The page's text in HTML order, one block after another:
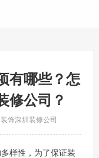
有哪些？怎
修公司？
饰深圳装修公司
样性，为了保证装